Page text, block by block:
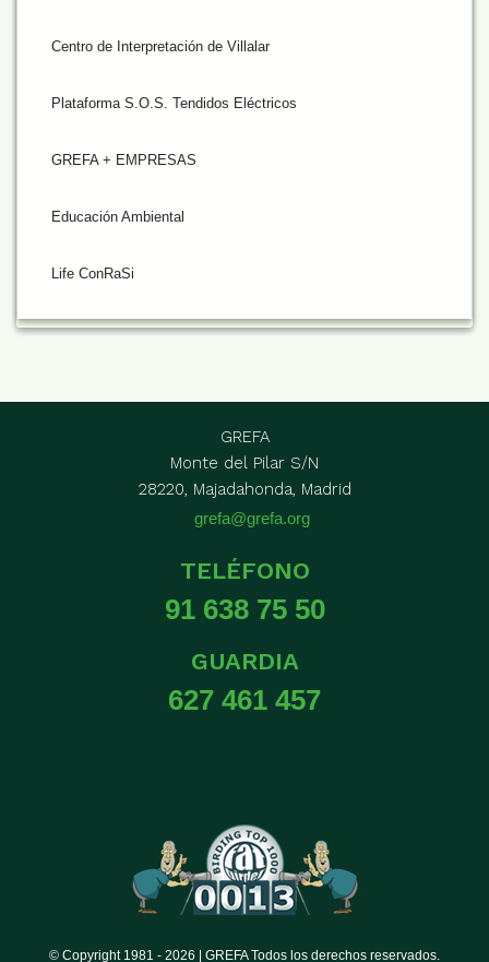
Centro de Interpretación de Villalar
Plataforma S.O.S. Tendidos Eléctricos
GREFA + EMPRESAS
Educación Ambiental
Life ConRaSi
GREFA
Monte del Pilar S/N
28220, Majadahonda, Madrid
grefa@grefa.org
TELÉFONO
91 638 75 50
GUARDIA
627 461 457
© Copyright 1981 - 2026 | GREFA Todos los derechos reservados.